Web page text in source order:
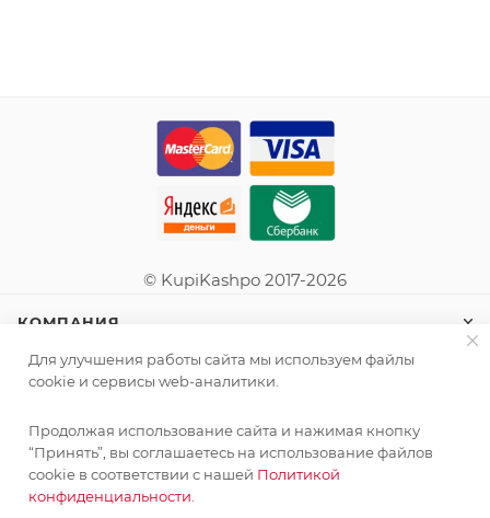
© KupiKashpo 2017-2026
КОМПАНИЯ
ИНФОРМАЦИЯ
ПОМОЩЬ
Для улучшения работы сайта мы используем файлы
cookie и сервисы web-аналитики.
Продолжая использование сайта и нажимая кнопку
“Принять”, вы соглашаетесь на использование файлов
cookie в соответствии с нашей Политикой
конфиденциальности.